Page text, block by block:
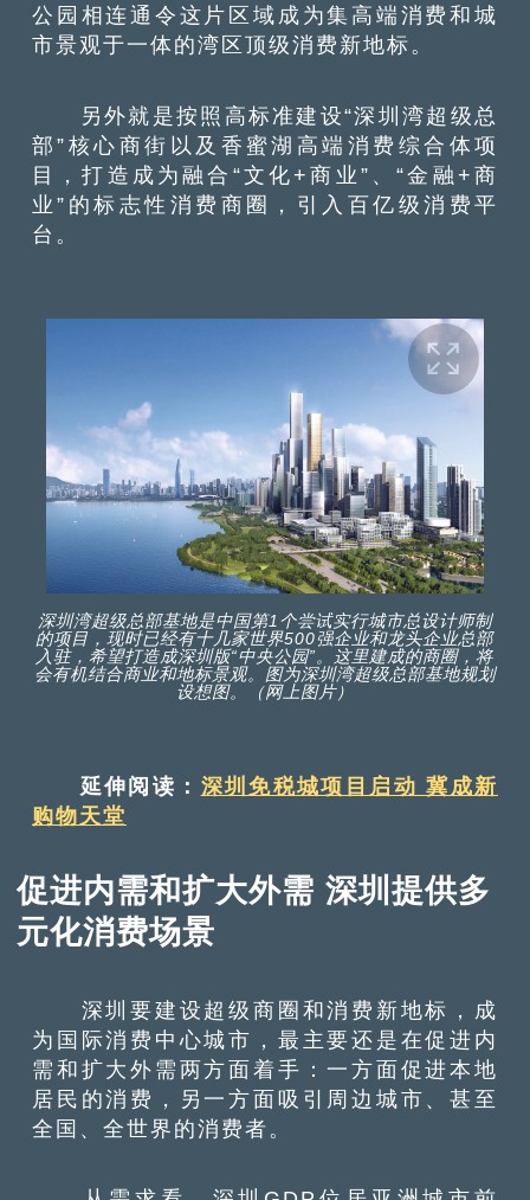
公园相连通令这片区域成为集高端消费和城
市景观于一体的湾区顶级消费新地标。
另外就是按照高标准建设“深圳湾超级总
部”核心商街以及香蜜湖高端消费综合体项
目，打造成为融合“文化+商业”、“金融+商
业”的标志性消费商圈，引入百亿级消费平
台。
深圳湾超级总部基地是中国第1个尝试实行城市总设计师制
的项目，现时已经有十几家世界500强企业和龙头企业总部
入驻，希望打造成深圳版“中央公园”。这里建成的商圈，将
会有机结合商业和地标景观。图为深圳湾超级总部基地规划
设想图。（网上图片）
延伸阅读： 深圳免税城项目启动 冀成新
购物天堂
促进内需和扩大外需 深圳提供多
元化消费场景
深圳要建设超级商圈和消费新地标，成
为国际消费中心城市，最主要还是在促进内
需和扩大外需两方面着手：一方面促进本地
居民的消费，另一方面吸引周边城市、甚至
全国、全世界的消费者。